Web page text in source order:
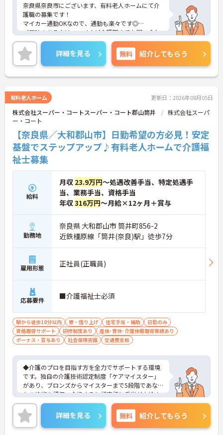
奈良県奈良市にございます、有料老人ホームにて介
護職の募集です！
マイカー通勤OKなので、通勤も楽々です◎
ご興味のある方は、マイナビ介護職までお問い合わ
せください。
詳細を見る 無料 紹介してもらう
有料老人ホーム 更新日：2026年08月05日
株式会社スーパー・コートスーパー・コート郡山筒井
株式会社スーパ
ー・コート
【奈良県／大和郡山市】日勤希望の方必見！安定
基盤でステップアップ♪有料老人ホームで介護福
祉士募集
給料
月収 23.9万円～処遇改善手当、特定処遇手
当、業務手当、資格手当
年収316万円～月給×12ヶ月＋賞与
勤務地
奈良県 大和郡山市 筒井町856-2
近鉄橿原線「筒井(奈良)駅」徒歩7分
雇用形態 正社員(正職員)
応募要件 ■介護福祉士必須
駅から徒歩10分以内 寮・借り上げ 住宅手当・補助
日勤のみ
資格取得サポート
研修制度あり
産休･育休･介護休暇取得実績あり
ボーナス・賞与あり
社会保険完備 交通費支給
◆介護のプロを目指す方を全力でサポートする環境
です。独自の介護技術認定制度「ケアマイスター」
があり、ブロンズからマイスターまで5段階であな
たの技術を評価。合格すると認定証と手当が支給さ
れます。
◆スタッフ同士の繋がりを大切にするため「サンク
スバッジ」という素敵な制度を導入しています。ス
マホやパソコンから、部署や施設を超えた仲間に
詳細を見る 無料 紹介してもらう